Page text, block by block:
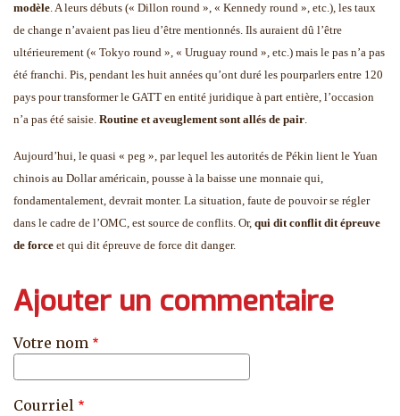
modèle. A leurs débuts (« Dillon round », « Kennedy round », etc.), les taux
de change n’avaient pas lieu d’être mentionnés. Ils auraient dû l’être
ultérieurement (« Tokyo round », « Uruguay round », etc.) mais le pas n’a pas
été franchi. Pis, pendant les huit années qu’ont duré les pourparlers entre 120
pays pour transformer le GATT en entité juridique à part entière, l’occasion
n’a pas été saisie. Routine et aveuglement sont allés de pair.
Aujourd’hui, le quasi « peg », par lequel les autorités de Pékin lient le Yuan
chinois au Dollar américain, pousse à la baisse une monnaie qui,
fondamentalement, devrait monter. La situation, faute de pouvoir se régler
dans le cadre de l’OMC, est source de conflits. Or, qui dit conflit dit épreuve
de force et qui dit épreuve de force dit danger.
Ajouter un commentaire
Votre nom
Courriel